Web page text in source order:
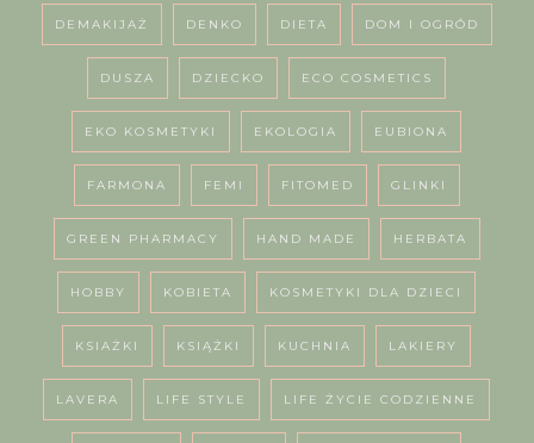
DEMAKIJAŻ DENKO DIETA DOM I OGRÓD
DUSZA DZIECKO ECO COSMETICS
EKO KOSMETYKI EKOLOGIA EUBIONA
FARMONA FEMI FITOMED GLINKI
GREEN PHARMACY HAND MADE HERBATA
HOBBY KOBIETA KOSMETYKI DLA DZIECI
KSIAŻKI KSIĄŻKI KUCHNIA LAKIERY
LAVERA LIFE STYLE LIFE ŻYCIE CODZIENNE